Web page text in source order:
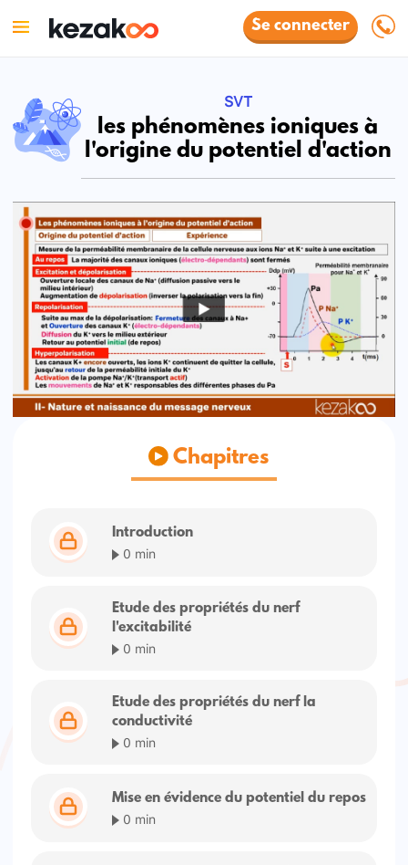
Se connecter
SVT
les phénomènes ioniques à
l'origine du potentiel d'action
Chapitres
Introduction
0 min
Etude des propriétés du nerf
l'excitabilité
0 min
Etude des propriétés du nerf la
conductivité
0 min
Mise en évidence du potentiel du repos
0 min